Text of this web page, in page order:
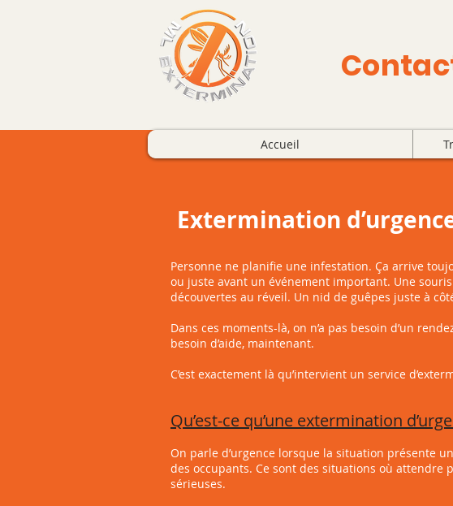
Extermination
Personne ne planifie une infestation. Ça arrive
ou juste avant un événement important. Une
découvertes au réveil. Un nid de guêpes juste à
Dans ces moments-là, on n’a pas besoin d’un
besoin d’aide, maintenant.
C’est exactement là qu’intervient un service
Qu’est-ce qu’une extermination
On parle d’urgence lorsque la situation présente
des occupants. Ce sont des situations où attendre
sérieuses.
Accueil